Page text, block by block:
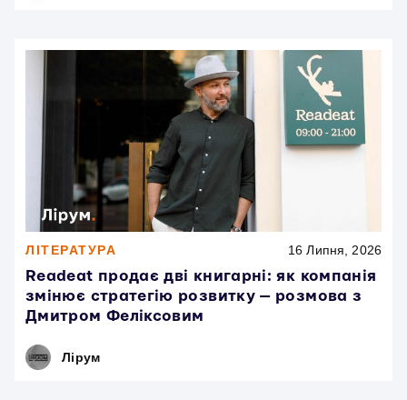
ЛІТЕРАТУРА 16 Липня, 2026
Readeat продає дві книгарні: як компанія
змінює стратегію розвитку — розмова з
Дмитром Феліксовим
Лірум